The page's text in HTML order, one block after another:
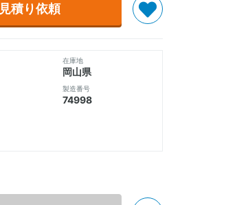
見積り依頼
在庫地
岡山県
製造番号
74998